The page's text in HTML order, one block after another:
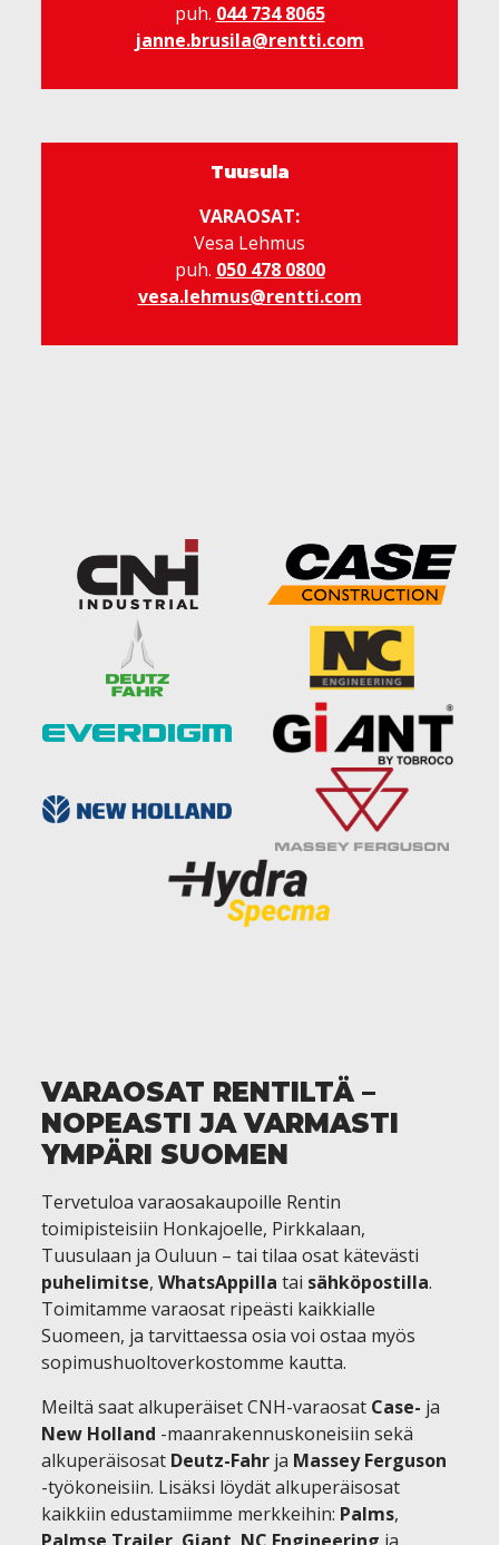
puh. 044 734 8065
janne.brusila@rentti.com
Tuusula
VARAOSAT:
Vesa Lehmus
puh. 050 478 0800
vesa.lehmus@rentti.com
VARAOSAT RENTILTÄ –
NOPEASTI JA VARMASTI
YMPÄRI SUOMEN
Tervetuloa varaosakaupoille Rentin
toimipisteisiin Honkajoelle, Pirkkalaan,
Tuusulaan ja Ouluun – tai tilaa osat kätevästi
puhelimitse,WhatsAppilla tai sähköpostilla.
Toimitamme varaosat ripeästi kaikkialle
Suomeen, ja tarvittaessa osia voi ostaa myös
sopimushuoltoverkostomme kautta.
Meiltä saat alkuperäiset CNH-varaosat Case- ja
New Holland -maanrakennuskoneisiin sekä
alkuperäisosat Deutz-Fahr ja Massey Ferguson
-työkoneisiin. Lisäksi löydät alkuperäisosat
kaikkiin edustamiimme merkkeihin: Palms,